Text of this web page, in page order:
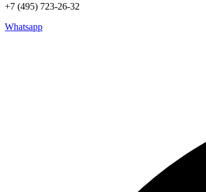
+7 (495) 723-26-32
Whatsapp